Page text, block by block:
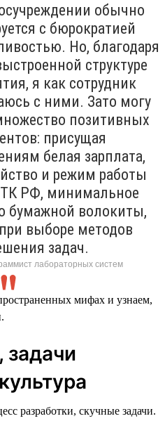
обычно
с бюрократией
Но, благодаря
структуре
я как сотрудник
с ними. Зато могу
позитивных
присущая
белая зарплата,
и режим работы
ТК РФ, минимальное
бумажной волокиты,
выборе методов
задач.
лабораторных систем
мифах и узнаем,
разработки, скучные задачи.